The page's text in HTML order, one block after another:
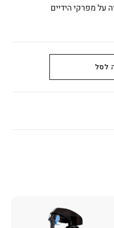
על מפרקי הידיים
לסל